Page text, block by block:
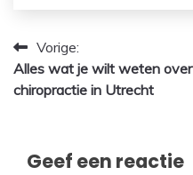
Bericht
navigatie
Vorige:
Alles wat je wilt weten over
chiropractie in Utrecht
Geef een reactie